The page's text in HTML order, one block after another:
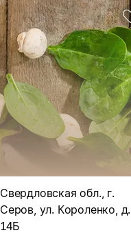
Свердловская обл., г.
Серов, ул. Короленко, д.
14Б